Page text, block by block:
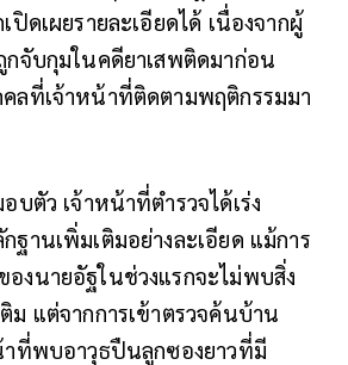
ปิดเผยรายละเอียดได้ เนื่องจากผู้
กจับกุมในคดียาเสพติดมาก่อน
ลที่เจ้าหน้าที่ติดตามพฤติกรรมมา
บตัว เจ้าหน้าที่ตำรวจได้เร่ง
ฐานเพิ่มเติมอย่างละเอียด แม้การ
งนายอัฐในช่วงแรกจะไม่พบสิ่ง
ม แต่จากการเข้าตรวจค้นบ้าน
าที่พบอาวุธปืนลูกซองยาวที่มี